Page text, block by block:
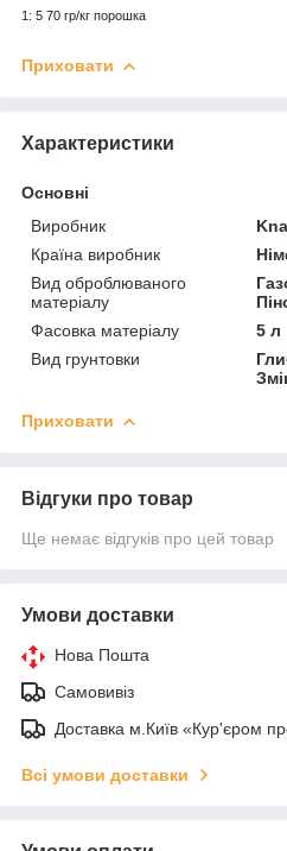
1: 5 70 гр/кг порошка
Приховати
Характеристики
Основні
Виробник
Країна виробник
Вид оброблюваного
матеріалу
Фасовка матеріалу
5 л
Вид грунтовки
Приховати
Відгуки про товар
Ще немає відгуків про цей товар
Умови доставки
Нова Пошта
Самовивіз
Доставка м.Київ «Кур'єром
Всі умови доставки